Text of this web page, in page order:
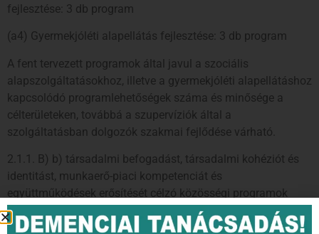
fejlesztése: 3 db program
(a4) Gyermekjóléti alapellátás fejlesztése: 3 db program
A fent tervezett programok által javul a szociális
alapszolgáltatásokhoz, illetve a gyermekjóléti alapellátáshoz
kapcsolódó programlehetőségek száma és minősége a
célterületeken, továbbá a szupervíziók által a
szolgáltatásban dolgozók szakmai fejlődése várható.
2.1.1. B) b) társadalmi befogadást, társadalmi kohéziót és
identitást, munkaerő-piaci kompetenciát és
együttműködések erősítését célzó közösségi programok
megvalósítása;